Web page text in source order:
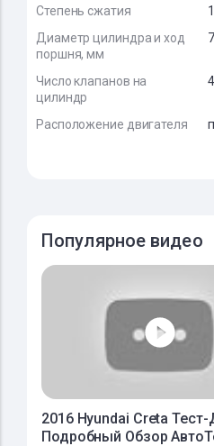
Степень сжатия
Диаметр цилиндра и ход
поршня, мм
Число клапанов на
цилиндр
4
Расположение двигателя
Популярное видео
2016 Hyundai Creta
Подробный Обзор